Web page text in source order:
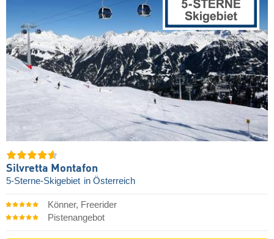
Silvretta Montafon
5-Sterne-Skigebiet in Österreich
Könner, Freerider
Pistenangebot